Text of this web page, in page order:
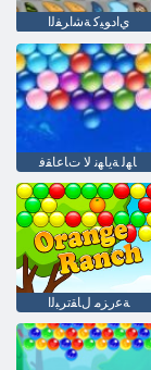
ﻱﺍﺩﻮﻴﻛ ﺔﺷﺍﺮﻔﻟﺍ
ﺎﻬﻟ ﺔﻳﺎﻬﻧ ﻻ ﺕﺎﻋﺎﻘﻓ
ﺔﻋﺭﺰﻣ ﻝﺎﻘﺗﺮﺒﻟﺍ